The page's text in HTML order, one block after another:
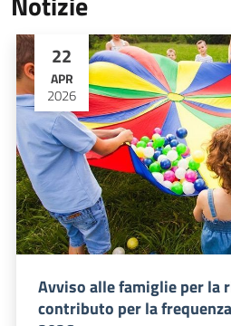
22
APR
2026
Avviso alle famiglie per la
contributo per la